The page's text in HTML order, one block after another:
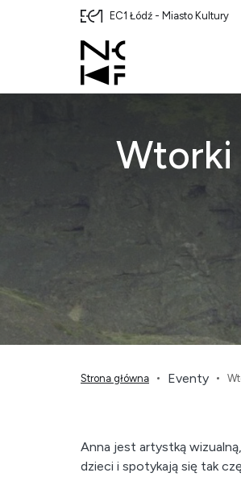
EC1 Łódź - Miasto Kultury
Wtorki
Strona główna Eventy
Anna jest artystką
dzieci i spotykają się tak